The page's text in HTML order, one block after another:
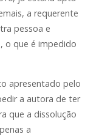
a requerente
pessoa e
o que é impedido
apresentado pelo
a autora de ter
que a dissolução
a